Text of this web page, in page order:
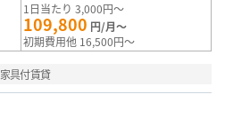
1日当たり 3,000円～
109,800 円/月～
初期費用他 16,500円～
家具付賃貸